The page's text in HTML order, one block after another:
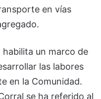
en vías
un marco de
las labores
en la Comunidad.
se ha referido al